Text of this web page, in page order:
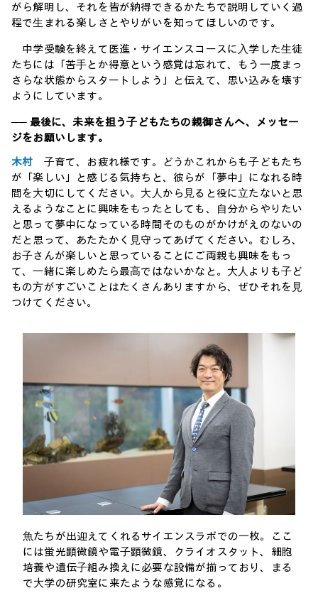
がら解明し、それを皆が納得できるかたちで説明していく過
程で⽣まれる楽しさとやりがいを知ってほしいのです。
中学受験を終えて医進・サイエンスコースに⼊学した⽣徒
たちには「苦⼿とか得意という感覚は忘れて、もう⼀度まっ
さらな状態からスタートしよう」と伝えて、思い込みを壊す
ようにしています。
── 最後に、未来を担う⼦どもたちの親御さんへ、メッセー
ジをお願いします。
木村 ⼦育て、お疲れ様です。どうかこれからも⼦どもたち
が「楽しい」と感じる気持ちと、彼らが「夢中」になれる時
間を⼤切にしてください。⼤⼈から⾒ると役に⽴たないと思
えるようなことに興味をもったとしても、⾃分からやりたい
と思って夢中になっている時間そのものがかけがえのないの
だと思って、あたたかく⾒守ってあげてください。むしろ、
お⼦さんが楽しいと思っていることにご両親も興味をもっ
て、⼀緒に楽しめたら最⾼ではないかなと。⼤⼈よりも⼦ど
もの⽅がすごいことはたくさんありますから、ぜひそれを⾒
つけてください。
⿂たちが出迎えてくれるサイエンスラボでの⼀枚。ここ
には蛍光顕微鏡や電⼦顕微鏡、クライオスタット、細胞
培養や遺伝⼦組み換えに必要な設備が揃っており、まる
で⼤学の研究室に来たような感覚になる。